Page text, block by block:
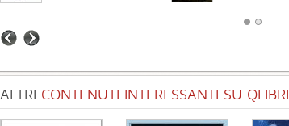
ALTRI CONTENUTI INTERESSANTI SU QLIBRI